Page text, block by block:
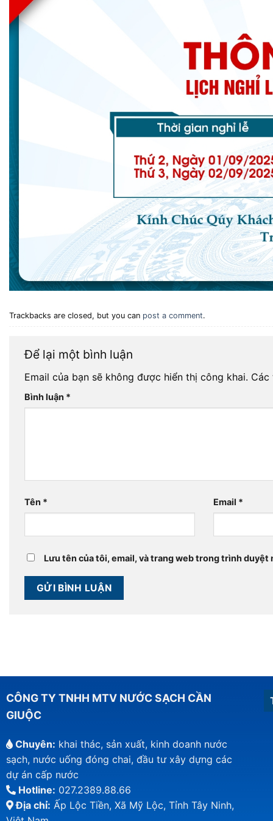
Trackbacks are closed, but you can post a comment.
Để lại một bình luận
Email của bạn sẽ không được hiển thị công khai.
Bình luận *
Tên * Email *
Lưu tên của tôi, email, và trang web trong trình duyệt
CÔNG TY TNHH MTV NƯỚC SẠCH CẦN
GIUỘC
Chuyên: khai thác, sản xuất, kinh doanh nước
sạch, nước uống đóng chai, đầu tư xây dựng các
dự án cấp nước
Hotline: 027.2389.88.66
Địa chỉ: Ấp Lộc Tiền, Xã Mỹ Lộc, Tỉnh Tây Ninh,